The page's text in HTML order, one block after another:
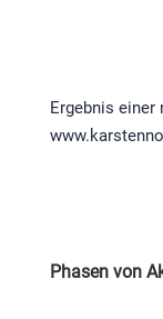
Ergebnis einer
Phasen von